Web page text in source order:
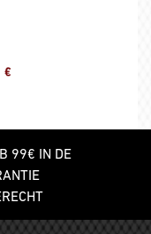
€
99€ IN DE